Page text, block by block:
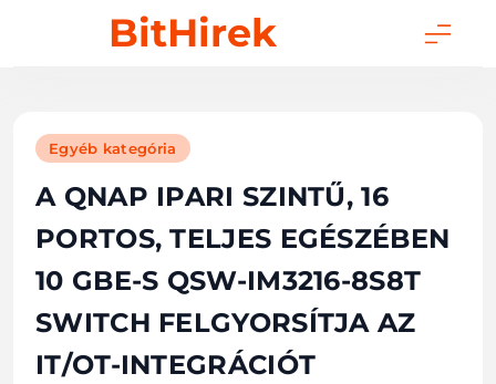
BitHirek
Egyéb kategória
A QNAP IPARI SZINTŰ, 16
PORTOS, TELJES EGÉSZÉBEN
10 GBE-S QSW-IM3216-8S8T
SWITCH FELGYORSÍTJA AZ
IT/OT-INTEGRÁCIÓT